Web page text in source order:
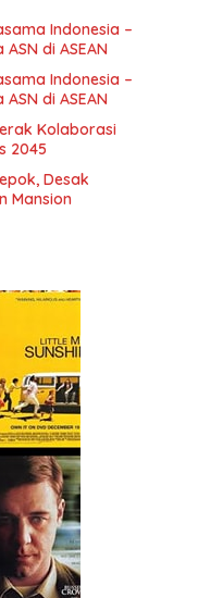
Indonesia –
di ASEAN
Indonesia –
di ASEAN
Kolaborasi
2045
Desak
Mansion